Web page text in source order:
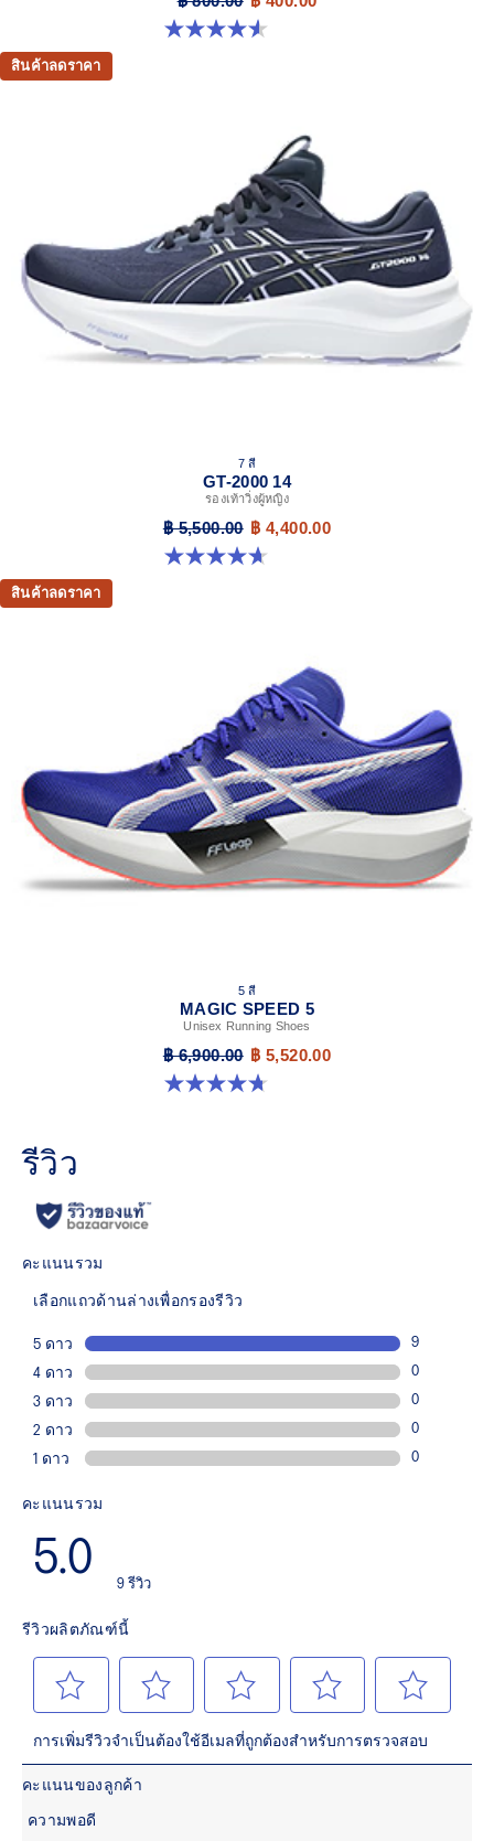
4.5 จาก 5 ดาว 52 รีวิว
สินค้าลดราคา
7 สี
GT-2000 14
รองเท้าวิ่งผู้หญิง
฿ 5,500.00 ฿ 4,400.00
4.7 จาก 5 ดาว 162 รีวิว
สินค้าลดราคา
5 สี
MAGIC SPEED 5
Unisex Running Shoes
฿ 6,900.00 ฿ 5,520.00
4.7 จาก 5 ดาว 328 รีวิว